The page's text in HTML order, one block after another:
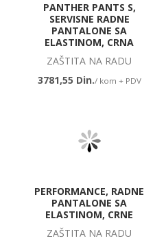
PANTHER PANTS S,
SERVISNE RADNE
PANTALONE SA
ELASTINOM, CRNA
ZAŠTITA NA RADU
3781,55 Din./ kom + PDV
PERFORMANCE, RADNE
PANTALONE SA
ELASTINOM, CRNE
ZAŠTITA NA RADU